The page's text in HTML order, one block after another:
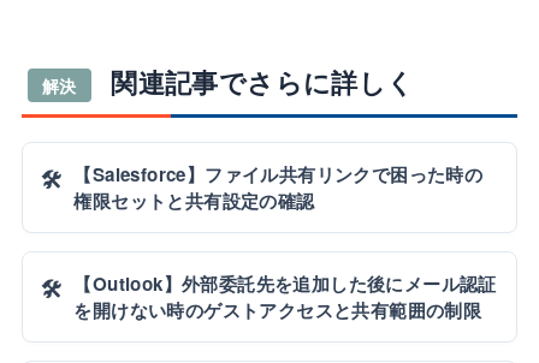
解決 関連記事でさらに詳しく
🛠️
【Salesforce】ファイル共有リンクで困った時の
権限セットと共有設定の確認
🛠️
【Outlook】外部委託先を追加した後にメール認証
を開けない時のゲストアクセスと共有範囲の制限